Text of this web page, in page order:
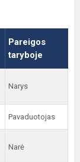
Pareigos
taryboje
Narys
Pavaduotojas
Narė